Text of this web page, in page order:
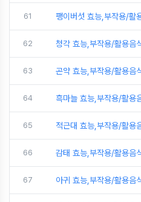
61 팽이버섯 효능,부작용/활
62 청각 효능,부작용/활용음
63 곤약 효능,부작용/활용음
64 흑마늘 효능,부작용/활용
65 적근대 효능,부작용/활용
66 감태 효능,부작용/활용음
67 아귀 효능,부작용/활용음